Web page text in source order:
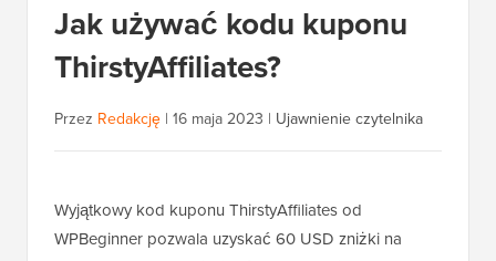
Jak używać kodu kuponu
ThirstyAffiliates?
Przez Redakcję | 16 maja 2023 | Ujawnienie czytelnika
Wyjątkowy kod kuponu ThirstyAffiliates od
WPBeginner pozwala uzyskać 60 USD zniżki na